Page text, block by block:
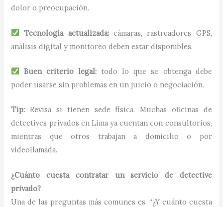
dolor o preocupación.
Tecnología actualizada:cámaras, rastreadores GPS,
análisis digital y monitoreo deben estar disponibles.
Buen criterio legal: todo lo que se obtenga debe
poder usarse sin problemas en un juicio o negociación.
Tip: Revisa si tienen sede física. Muchas oficinas de
detectives privados en Lima ya cuentan con consultorios,
mientras que otros trabajan a domicilio o por
videollamada.
¿Cuánto cuesta contratar un servicio de detective
privado?
Una de las preguntas más comunes es: “¿Y cuánto cuesta